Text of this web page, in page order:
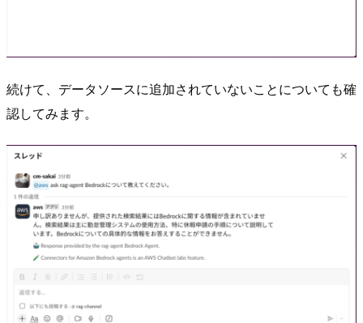
続けて、データソースに追加されていないことについても確
認してみます。